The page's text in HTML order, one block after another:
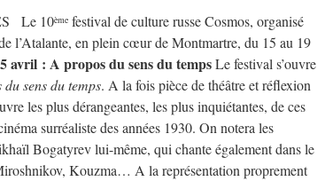
Le 10ème festival de culture russe Cosmos, organisé
l’Atalante, en plein cœur de Montmartre, du 15 au 19
avril : A propos du sens du tempsLe festival s’ouvre
sens du temps. A la fois pièce de théâtre et réflexion
les plus dérangeantes, les plus inquiétantes, de ces
surréaliste des années 1930. On notera les
Bogatyrev lui-même, qui chante également dans le
Kouzma… A la représentation proprement